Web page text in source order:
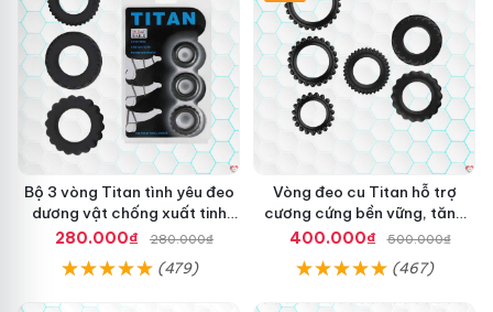
Bộ 3 vòng Titan tình yêu đeo
dương vật chống xuất tinh
sớm chất liệu silicon y tế
280.000₫ 280.000₫
(479)
Vòng đeo cu Titan hỗ trợ
cương cứng bền vững, tăng
khoái cảm
400.000₫ 500.000₫
(467)